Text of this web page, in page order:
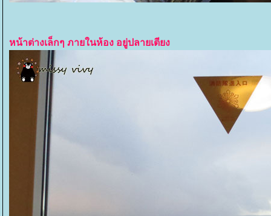
หน้าต่างเล็กๆ ภายในห้อง อยู่ปลายเตียง